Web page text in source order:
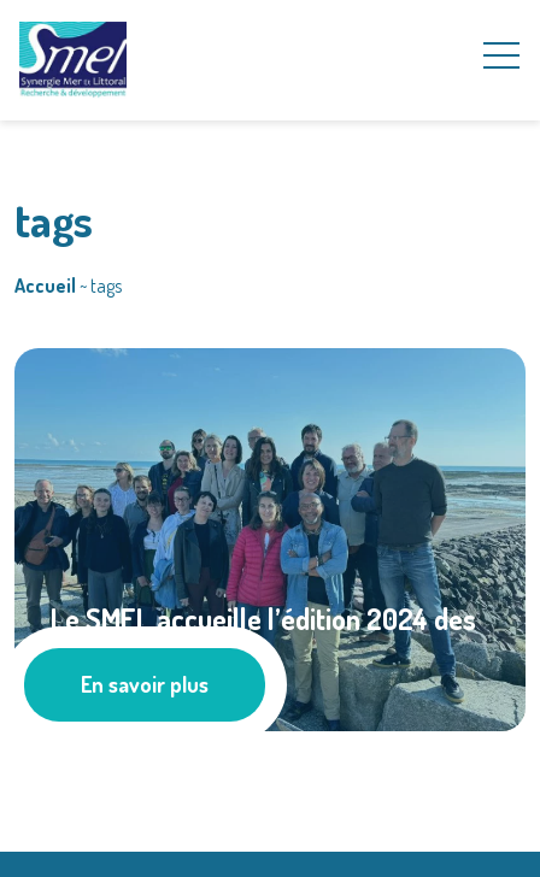
tags
Accueil ~tags
Le SMEL accueille l’édition 2024 des
...
Actualités
En savoir plus